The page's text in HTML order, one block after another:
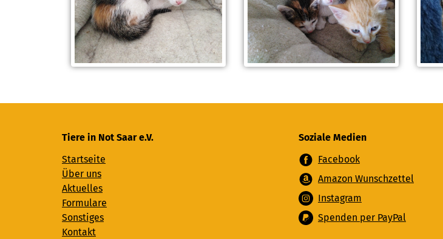
Tiere in Not Saar e.V.
Startseite
Über uns
Aktuelles
Formulare
Sonstiges
Kontakt
Soziale Medien
Facebook
Amazon Wunschzettel
Instagram
Spenden per PayPal